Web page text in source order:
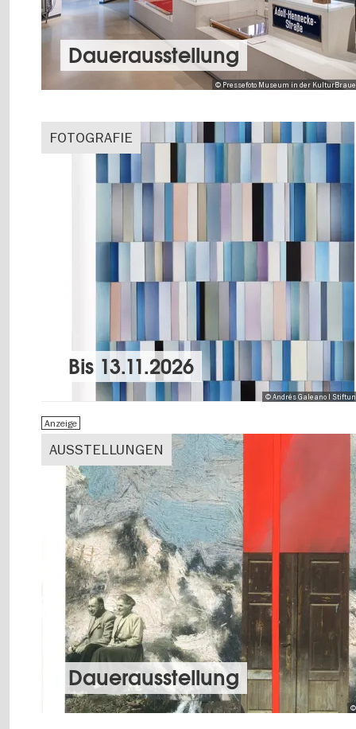
© Pressefoto Museum in der
Dauer­aus­stel­lung
FOTOGRAFIE
© Andrés Galeano I
Bis 13.11.2026
AUSSTELLUNGEN
Anzeige
©
Dauer­aus­stel­lung